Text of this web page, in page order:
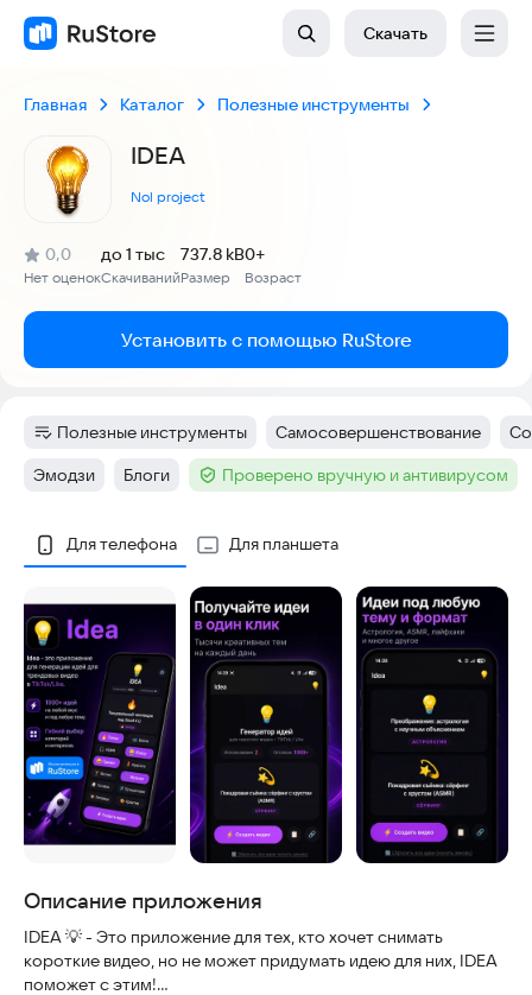
Скачать
Главная Каталог Полезные инструменты
IDEA
Nol project
Рейтинг:
0,0
(
Нет оценок
)
Скачиваний
до 1 тыс
Размер
737.8 kB
Возраст
0+
Установить с помощью RuStore
Категория:
Полезные инструменты Тег:
Самосовершенствование
Тег:
Эмодзи Тег:
Блоги Тег :Проверено вручную и антивирусом
Скриншоты
Для телефона Для планшета
Описание приложения
IDEA 💡 - Это приложение для тех, кто хочет снимать
короткие видео, но не может придумать идею для них, IDEA
поможет с этим!